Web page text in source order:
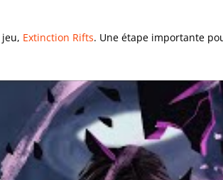
Extinction Rifts. Une étape importante